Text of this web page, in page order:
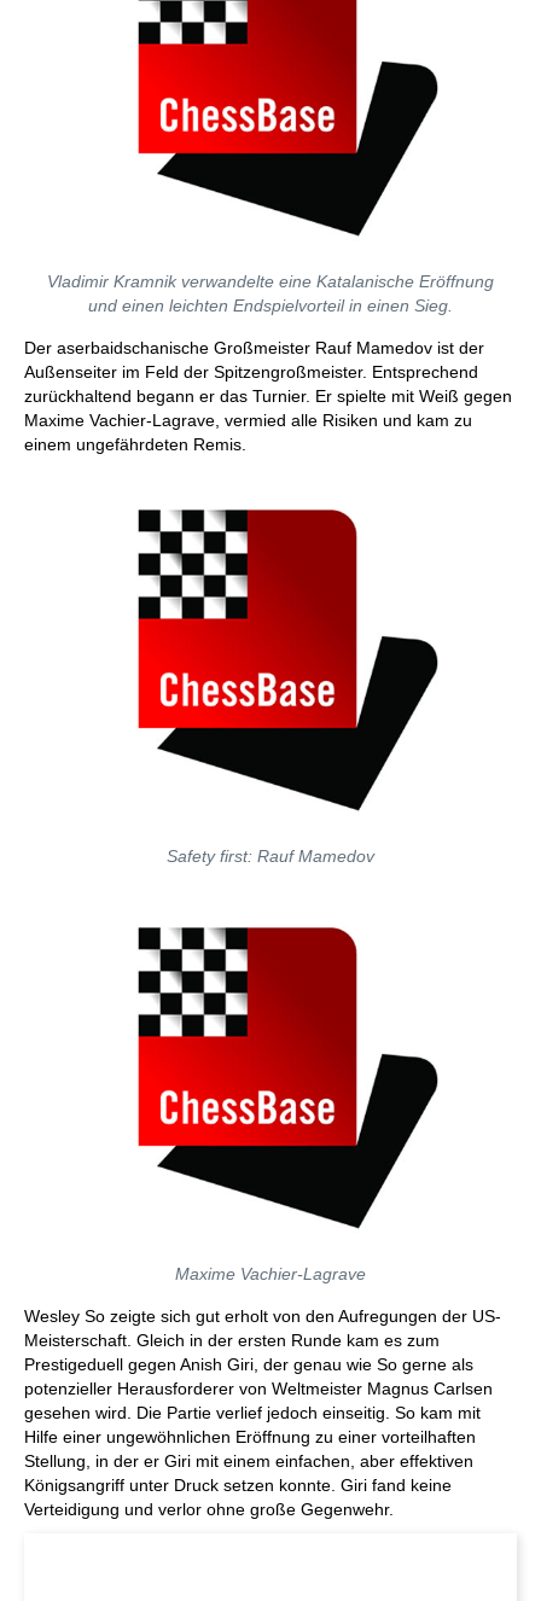
Vladimir Kramnik verwandelte eine Katalanische Eröffnung
und einen leichten Endspielvorteil in einen Sieg.
Der aserbaidschanische Großmeister Rauf Mamedov ist der
Außenseiter im Feld der Spitzengroßmeister. Entsprechend
zurückhaltend begann er das Turnier. Er spielte mit Weiß gegen
Maxime Vachier-Lagrave, vermied alle Risiken und kam zu
einem ungefährdeten Remis.
Safety first: Rauf Mamedov
Maxime Vachier-Lagrave
Wesley So zeigte sich gut erholt von den Aufregungen der US-
Meisterschaft. Gleich in der ersten Runde kam es zum
Prestigeduell gegen Anish Giri, der genau wie So gerne als
potenzieller Herausforderer von Weltmeister Magnus Carlsen
gesehen wird. Die Partie verlief jedoch einseitig. So kam mit
Hilfe einer ungewöhnlichen Eröffnung zu einer vorteilhaften
Stellung, in der er Giri mit einem einfachen, aber effektiven
Königsangriff unter Druck setzen konnte. Giri fand keine
Verteidigung und verlor ohne große Gegenwehr.